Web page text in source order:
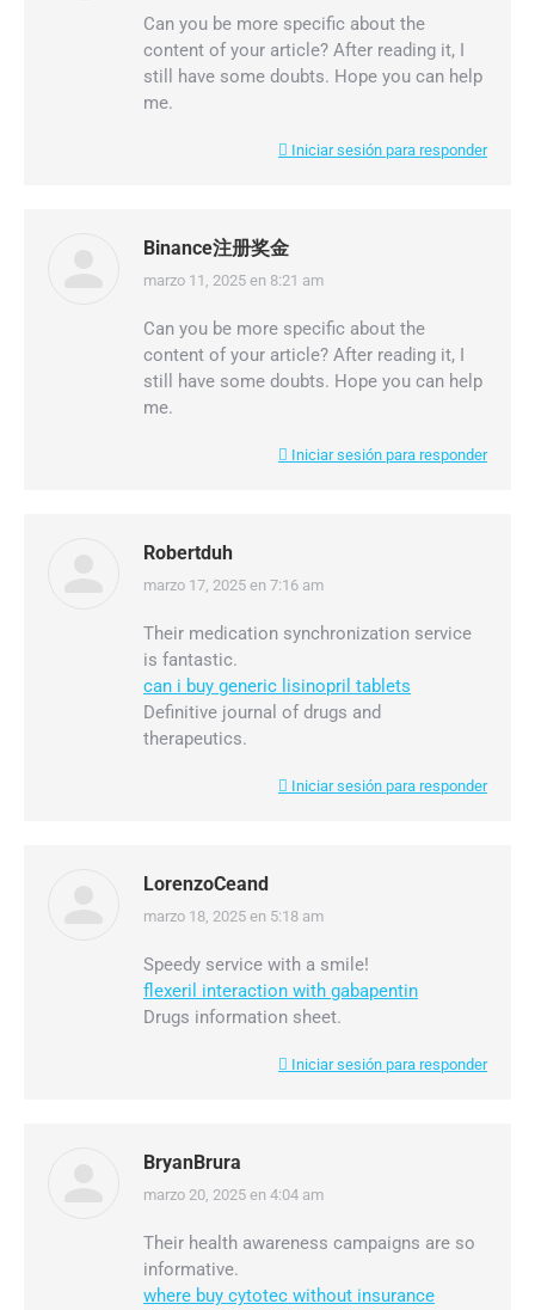
Can you be more specific about the
content of your article? After reading it, I
still have some doubts. Hope you can help
me.
Iniciar sesión para responder
Binance注册奖金
dice:
marzo 11, 2025 en 8:21 am
Can you be more specific about the
content of your article? After reading it, I
still have some doubts. Hope you can help
me.
Iniciar sesión para responder
Robertduh
dice:
marzo 17, 2025 en 7:16 am
Their medication synchronization service
is fantastic.
can i buy generic lisinopril tablets
Definitive journal of drugs and
therapeutics.
Iniciar sesión para responder
LorenzoCeand
dice:
marzo 18, 2025 en 5:18 am
Speedy service with a smile!
flexeril interaction with gabapentin
Drugs information sheet.
Iniciar sesión para responder
BryanBrura
dice:
marzo 20, 2025 en 4:04 am
Their health awareness campaigns are so
informative.
where buy cytotec without insurance